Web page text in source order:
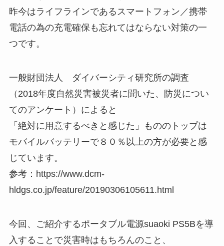
昨今はライフラインであるスマートフォン／携帯
電話の為の充電確保も忘れてはならない対策の一
つです。
一般財団法人 ダイバーシティ研究所の調査
（2018年度自然災害被災者に聞いた、防災につい
てのアンケート）によると
「絶対に用意するべきと感じた」もののトップは
モバイルバッテリーで８０％以上の方が必要と感
じています。
参考：https://www.dcm-
hldgs.co.jp/feature/20190306105611.html
今回、ご紹介するポータブル電源suaoki PS5Bを導
入することで災害時はもちろんのこと、